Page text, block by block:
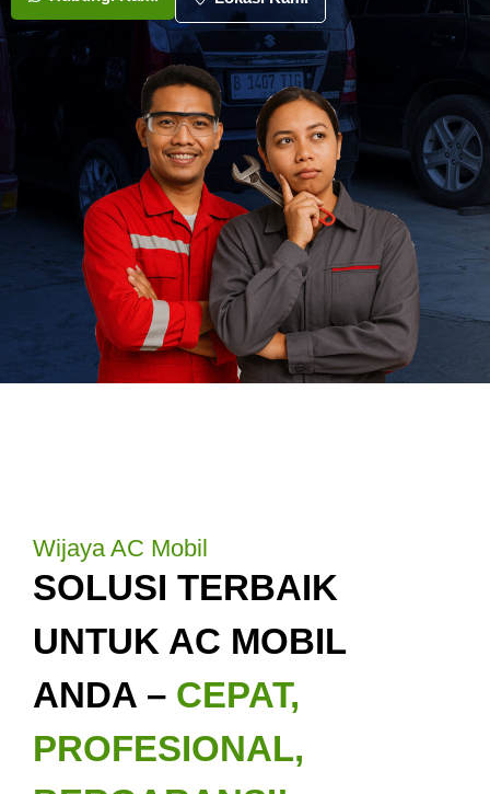
Wijaya AC Mobil
SOLUSI TERBAIK
UNTUK AC MOBIL
ANDA – CEPAT,
PROFESIONAL,